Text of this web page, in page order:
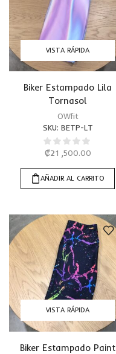
VISTA RÁPIDA
Biker Estampado Lila
Tornasol
OWfit
SKU: BETP-LT
₡21 ,500.00
AÑADIR AL CARRITO
VISTA RÁPIDA
Biker Estampado Paint